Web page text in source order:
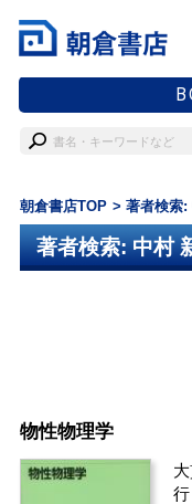
朝倉書店TOP 著者検索:
著者検索: 中村
物性物理学
行